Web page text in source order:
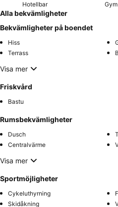
Hotellbar Gym
Alla bekvämligheter
Bekvämligheter på boendet
Hiss
Terrass
Visa mer
Friskvård
Bastu
Rumsbekvämligheter
Dusch
Centralvärme
Visa mer
Sportmöjligheter
Cykeluthyrning
Skidåkning